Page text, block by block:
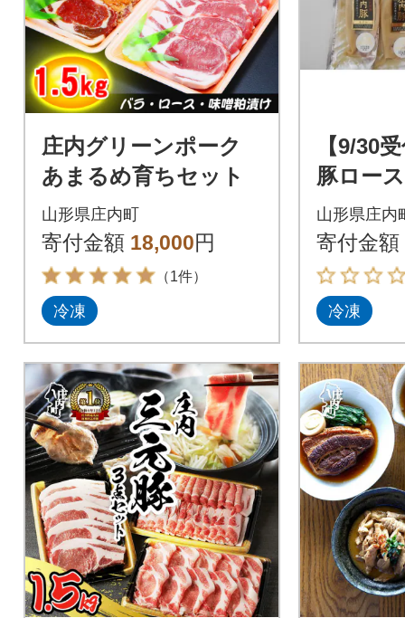
庄内グリーンポーク
あまるめ育ちセット
山形県庄内町
寄付金額 18,000円
（1件）
冷凍
【9/30
豚ロー
吟醸粕
×各5袋)
山形県庄内
寄付金額
冷凍